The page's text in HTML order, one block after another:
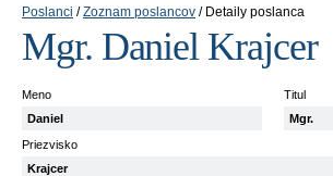
Poslanci Zoznam poslancov Detaily poslanca
Mgr. Daniel Krajcer
Meno
Daniel
Titul
Mgr.
Priezvisko
Krajcer